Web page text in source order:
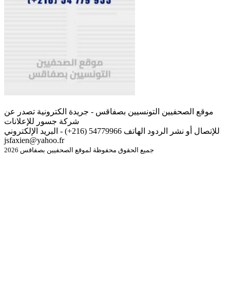
موقع الصحفيين التونسيين بصفاقس - جريدة الكترونية تصدر عن
شركة جسور للإعلانات
للإتصال أو نشر الردود الهاتف 54779966 (216+) - البريد الإلكتروني
jsfaxien@yahoo.fr
جميع الحقوق محفوظة لموقع الصحفيين بصفاقس 2026